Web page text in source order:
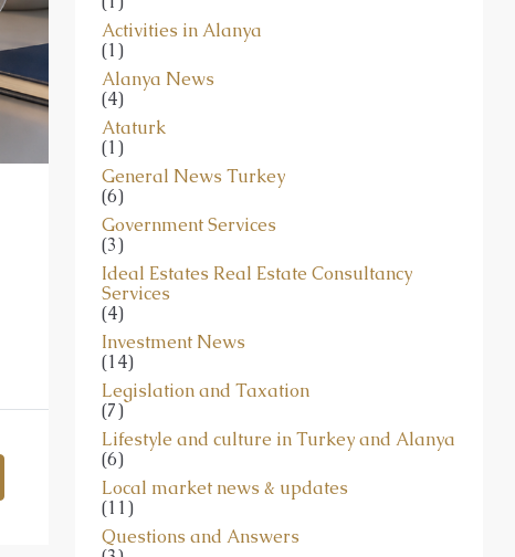
Activities in Alanya
(1)
Alanya News
(4)
Ataturk
(1)
General News Turkey
(6)
Government Services
(3)
Ideal Estates Real Estate Consultancy
Services
(4)
Investment News
(14)
Legislation and Taxation
(7)
Lifestyle and culture in Turkey and Alanya
(6)
Local market news & updates
(11)
Questions and Answers